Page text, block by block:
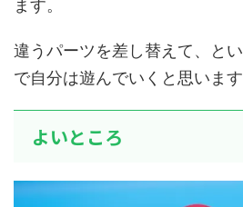
ます。
違うパーツを差し替えて、と
で自分は遊んでいくと思います
よいところ